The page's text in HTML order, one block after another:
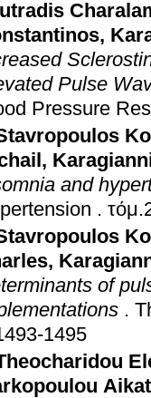
,
Pulse
Pressure
,
and
.
,
of
.
1495